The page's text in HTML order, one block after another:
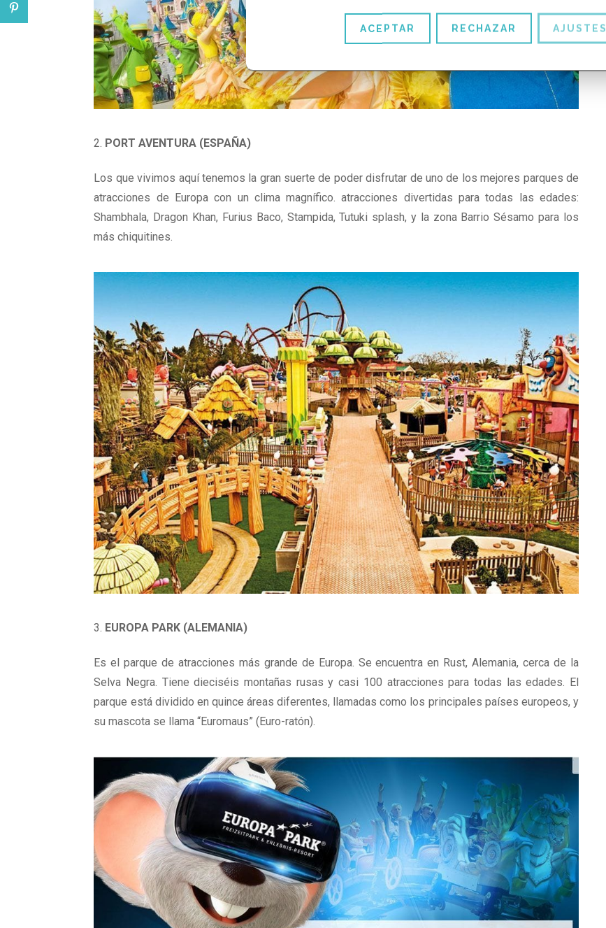
PORT AVENTURA (ESPAÑA)
Los que vivimos aquí tenemos la gran suerte de poder disfrutar de uno de los mejores parques de
atracciones de Europa con un clima magnífico. atracciones divertidas para todas las edades:
Shambhala, Dragon Khan, Furius Baco, Stampida, Tutuki splash, y la zona Barrio Sésamo para los
más chiquitines.
EUROPA PARK (ALEMANIA)
Es el parque de atracciones más grande de Europa. Se encuentra en Rust, Alemania, cerca de la
Selva Negra. Tiene dieciséis montañas rusas y casi 100 atracciones para todas las edades. El
parque está dividido en quince áreas diferentes, llamadas como los principales países europeos, y
su mascota se llama “Euromaus” (Euro-ratón).
ACEPTAR RECHAZAR AJUSTES